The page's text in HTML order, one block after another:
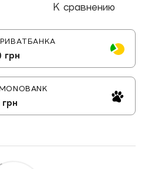
К сравнению
грн